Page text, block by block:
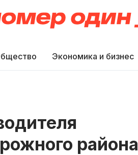
Экономика и бизнес
района